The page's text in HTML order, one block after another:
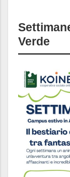
Verde